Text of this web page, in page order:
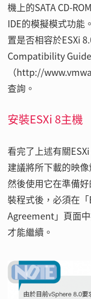
機上的SATA CD-
IDE的模擬模式功能
置是否相容於ESXi
Compatibility
（http://
查詢。
安裝ESXi 8主機
看完了上述有關
建議將所下載的映像
然後使用它在準備
裝程式後，必須在
Agreement」頁面
才能繼續。